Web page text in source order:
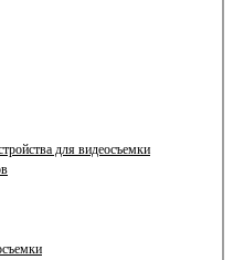
для видеосъемки